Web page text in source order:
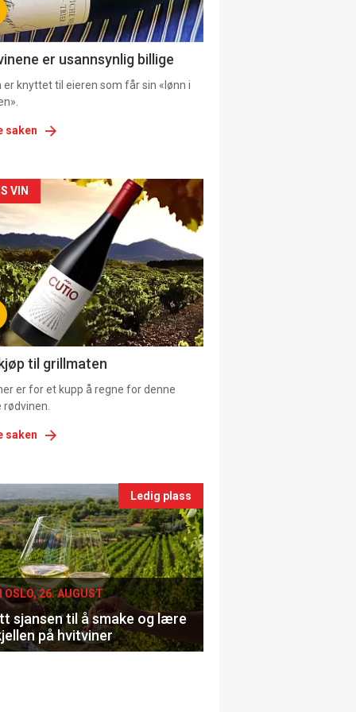
er usannsynlig billige
er knyttet til eieren som får sin «lønn i
saken
VIN
til grillmaten
er for et kupp å regne for denne
rødvinen.
saken
Ledig plass
OSLO, 26. AUGUST
sjansen til å smake og lære
på hvitviner